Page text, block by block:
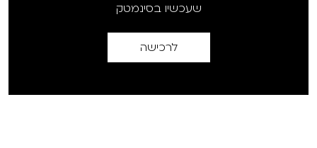
שעכשיו בסינמטק
לרכישה